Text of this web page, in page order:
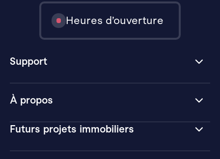
À propos
Futurs projets immobiliers
Heures d’ouverture
Support